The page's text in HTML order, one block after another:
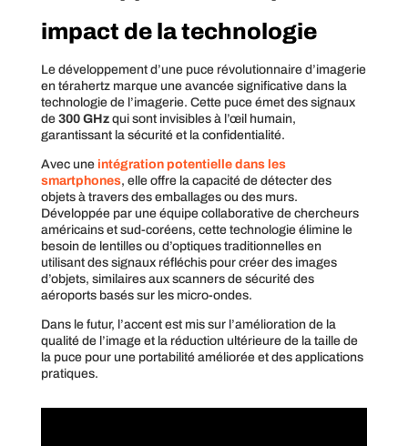
impact de la technologie
Le développement d’une puce révolutionnaire d’imagerie
en térahertz marque une avancée significative dans la
technologie de l’imagerie. Cette puce émet des signaux
de 300 GHzqui sont invisibles à l’œil humain,
garantissant la sécurité et la confidentialité.
Avec une intégration potentielle dans les
smartphones, elle offre la capacité de détecter des
objets à travers des emballages ou des murs.
Développée par une équipe collaborative de chercheurs
américains et sud-coréens, cette technologie élimine le
besoin de lentilles ou d’optiques traditionnelles en
utilisant des signaux réfléchis pour créer des images
d’objets, similaires aux scanners de sécurité des
aéroports basés sur les micro-ondes.
Dans le futur, l’accent est mis sur l’amélioration de la
qualité de l’image et la réduction ultérieure de la taille de
la puce pour une portabilité améliorée et des applications
pratiques.